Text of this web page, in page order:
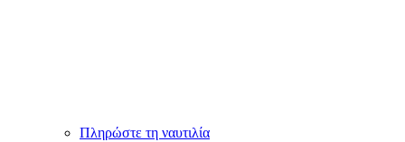
Πληρώστε τη ναυτιλία